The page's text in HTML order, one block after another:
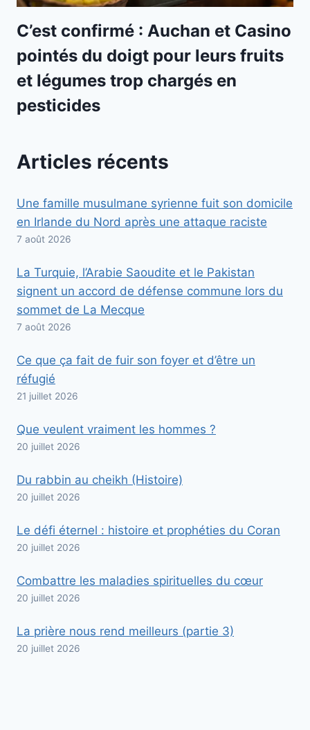
C’est confirmé : Auchan et Casino
pointés du doigt pour leurs fruits
et légumes trop chargés en
pesticides
Articles récents
Une famille musulmane syrienne fuit son domicile
en Irlande du Nord après une attaque raciste
7 août 2026
La Turquie, l’Arabie Saoudite et le Pakistan
signent un accord de défense commune lors du
sommet de La Mecque
7 août 2026
Ce que ça fait de fuir son foyer et d’être un
réfugié
21 juillet 2026
Que veulent vraiment les hommes ?
20 juillet 2026
Du rabbin au cheikh (Histoire)
20 juillet 2026
Le défi éternel : histoire et prophéties du Coran
20 juillet 2026
Combattre les maladies spirituelles du cœur
20 juillet 2026
La prière nous rend meilleurs (partie 3)
20 juillet 2026